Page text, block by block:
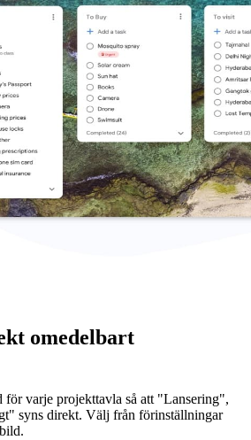
omedelbart
för varje projekttavla så att "Lansering",
syns direkt. Välj från förinställningar